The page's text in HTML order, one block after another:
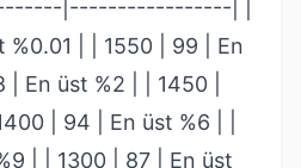
|-----------------| |
%0.01 | | 1550 | 99 | En
En üst %2 | | 1450 |
| 94 | En üst %6 | |
| | 1300 | 87 | En üst